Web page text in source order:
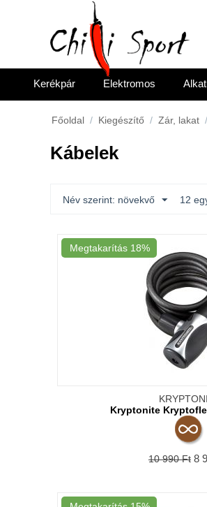
Kerékpár Elektromos
Főoldal / Kiegészítő / Zár, lakat /
Kábelek
Név szerint: növekvő 12
Megtakarítás 18%
Kryptonite
10 990 Ft 8